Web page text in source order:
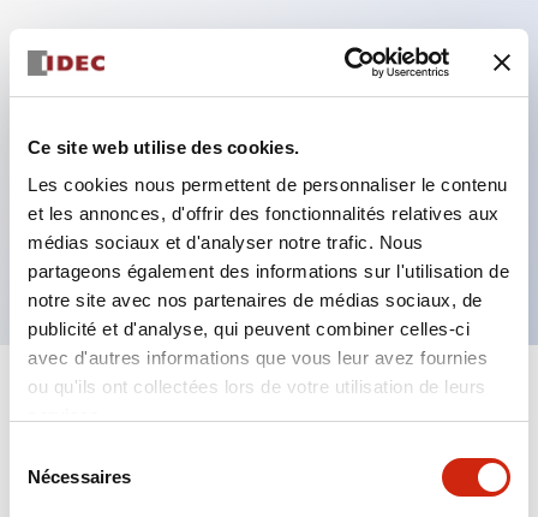
Ce site web utilise des cookies.
Les cookies nous permettent de personnaliser le contenu
et les annonces, d'offrir des fonctionnalités relatives aux
médias sociaux et d'analyser notre trafic. Nous
partageons également des informations sur l'utilisation de
notre site avec nos partenaires de médias sociaux, de
publicité et d'analyse, qui peuvent combiner celles-ci
avec d'autres informations que vous leur avez fournies
ou qu'ils ont collectées lors de votre utilisation de leurs
Nécessaires
Fixation par regroupement possible
Le commutateur sélecteur avec clé adopte une
structure à goupille à cylindre haute sécurité
La structure de protection est IP65 (IEC60529)
Spécifications